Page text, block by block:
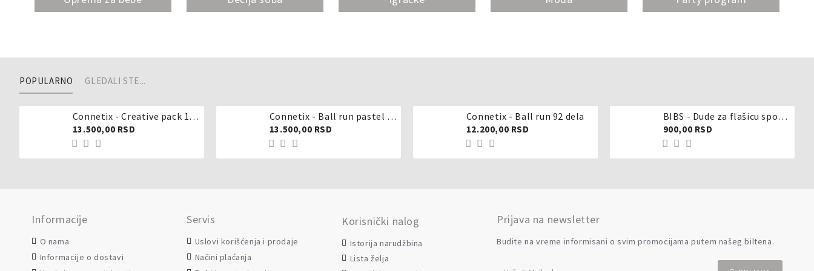
POPULARNO GLEDALI STE...
Connetix - Creative pack 102 dela
13.500,00 RSD
Connetix - Ball run pastel 106 delova
13.500,00 RSD
Connetix - Ball run 92 dela
12.200,00 RSD
BIBS - Dude za flašicu sporijeg, srednjeg ili brzog protoka - silikon
900,00 RSD
Informacije
O nama
Informacije o dostavi
Servis
Uslovi korišćenja i prodaje
Načini plaćanja
Korisnički nalog
Istorija narudžbina
Lista želja
Prijava na newsletter
Budite na vreme informisani o svim promocijama putem našeg biltena.